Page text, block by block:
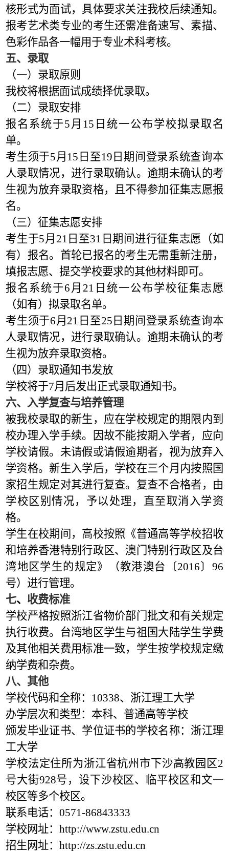
核形式为面试，具体要求关注我校后续通知。
报考艺术类专业的考生还需准备速写、素描、
色彩作品各一幅用于专业术科考核。
五、录取
（一）录取原则
我校将根据面试成绩择优录取。
（二）录取安排
报名系统于5月15日统一公布学校拟录取名
单。
考生须于5月15日至19日期间登录系统查询本
人录取情况，进行录取确认。逾期未确认的考
生视为放弃录取资格，且不得参加征集志愿报
名。
（三）征集志愿安排
考生于5月21日至31日期间进行征集志愿（如
有） 报名。首轮已报名的考生无需重新注册，
填报志愿、提交学校要求的其他材料即可。
报名系统于6月21日统一公布学校征集志愿
（如有）拟录取名单。
考生须于6月21日至25日期间登录系统查询本
人录取情况，进行录取确认。逾期未确认的考
生视为放弃录取资格。
（四）录取通知书发放
学校将于7月后发出正式录取通知书。
六、入学复查与培养管理
被我校录取的新生，应在学校规定的期限内到
校办理入学手续。因故不能按期入学者，应向
学校请假。未请假或请假逾期者，视为放弃入
学资格。新生入学后，学校在三个月内按照国
家招生规定对其进行复查。复查不合格者，由
学校区别情况，予以处理，直至取消入学资
格。
学生在校期间，高校按照《普通高等学校招收
和培养香港特别行政区、澳门特别行政区及台
湾地区学生的规定》（教港澳台〔2016〕96
号）进行管理。
七、 收费标准
学校严格按照浙江省物价部门批文和有关规定
执行收费。台湾地区学生与祖国大陆学生学费
及其他相关费用标准一致，学生按学校规定缴
纳学费和杂费。
八、其他
学校代码和全称：10338、浙江理工大学
办学层次和类型：本科、普通高等学校
颁发毕业证书、学位证书的学校名称：浙江理
工大学
学校法定住所为浙江省杭州市下沙高教园区2
号大街928号，设下沙校区、临平校区和文一
校区等多个校区。
联系电话：0571-86843333
学校网址：http://www.zstu.edu.cn
招生网址：http://zs.zstu.edu.cn